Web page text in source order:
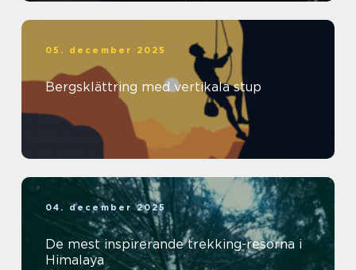
05. december 2025
Bergsklättring med vertikala stup
04. december 2025
De mest inspirerande trekking-resorna i
Himalaya